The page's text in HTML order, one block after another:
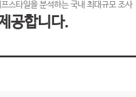
스타일을 분석하는 국내 최대규모 조사
공합니다.